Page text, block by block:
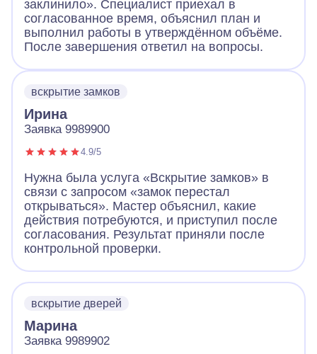
заклинило». Специалист приехал в
согласованное время, объяснил план и
выполнил работы в утверждённом объёме.
После завершения ответил на вопросы.
вскрытие замков
Ирина
Заявка 9989900
4.9/5
Нужна была услуга «Вскрытие замков» в
связи с запросом «замок перестал
открываться». Мастер объяснил, какие
действия потребуются, и приступил после
согласования. Результат приняли после
контрольной проверки.
вскрытие дверей
Марина
Заявка 9989902